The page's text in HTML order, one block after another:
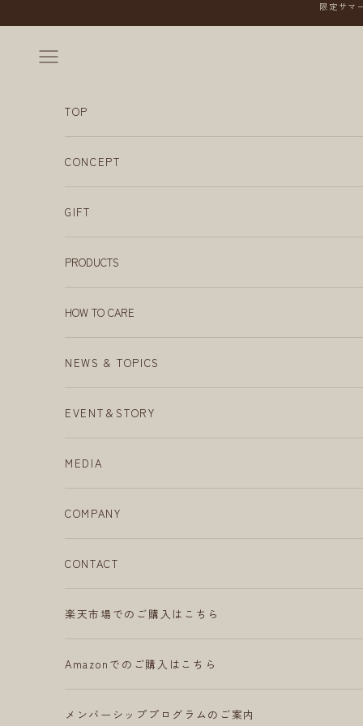
限定サマ
メニューを開く
TOP
CONCEPT
GIFT
PRODUCTS
HOW TO CARE
NEWS & TOPICS
EVENT＆STORY
MEDIA
COMPANY
CONTACT
楽天市場でのご購入はこちら
Amazonでのご購入はこちら
メンバーシッププログラムのご案内